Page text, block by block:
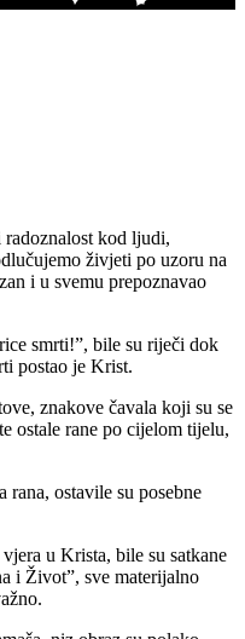
radoznalost kod ljudi,
živjeti po uzoru na
i u svemu prepoznavao
smrti!”, bile su riječi dok
postao je Krist.
znakove čavala koji su se
ostale rane po cijelom tijelu,
ostavile su posebne
u Krista, bile su satkane
i Život”, sve materijalno